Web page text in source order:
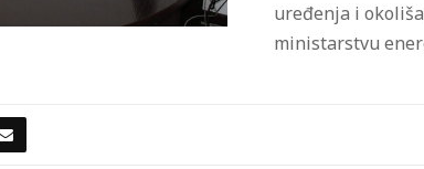
uređenja i
ministarstvu